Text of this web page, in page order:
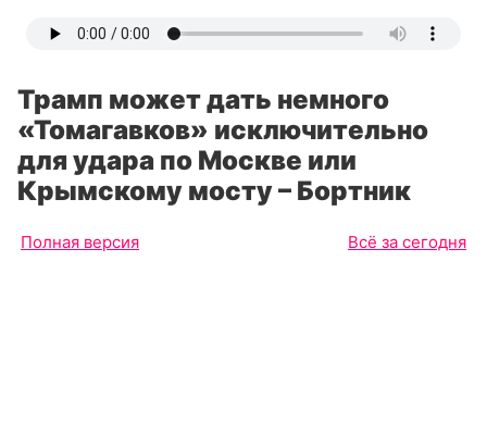
Трамп может дать немного
«Томагавков» исключительно
для удара по Москве или
Крымскому мосту – Бортник
Полная версия Всё за сегодня